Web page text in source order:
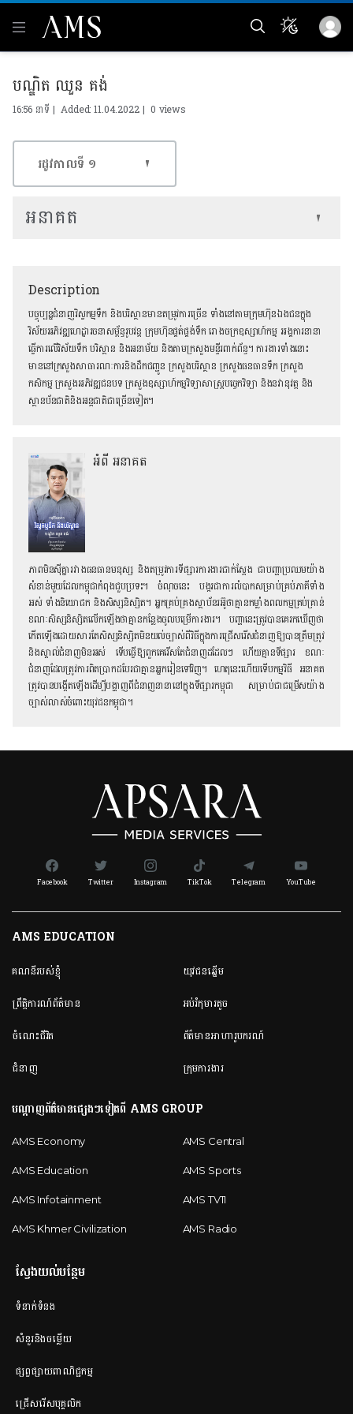
បណ្ឌិត ឈួន គង់
16:56 នាទី | Added: 11.04.2022 |0 views
Description
បច្ចុប្បន្នជំនាញវិស្វកម្មទឹក និងបរិស្ថានមានតម្រូវការច្រើន ទាំងនៅតាមក្រុមហ៊ុនឯងជនក្នុង
វិស័យអភិវឌ្ឍហេដ្ឋារចនាសម្ព័ន្ធរូបវន្ត ក្រុមហ៊ុនផ្គត់ផ្គង់ទឹក រោងចក្រឧស្សាហ៍កម្ម អង្គការនានា
ធ្វើការលើវិស័យទឹក បរិស្ថាន និងអនាម័យ និងតាមក្រសួងមន្ទីរពាក់ព័ន្ធ។ ការងារទាំងនោះ
មាននៅ​ក្រសួងសាធារណៈការនិងដឹកជញ្ជូន ក្រសួងបរិស្ថាន ក្រសួងធនធានទឹក ក្រសួង
កសិកម្ម ក្រសួងអភិវឌ្ឍជនបទ ក្រសួងឧស្សាហ៍កម្មវិទ្យាសាស្រ្តបច្ចេកវិទ្យា និងនវានុវត្ត និង
ស្ថានប័នជាតិនិងអន្តជាតិជាច្រើនទៀត។
អំពី អនាគត
ភាពមិនស៊ីគ្នារវាងធនធានមនុស្ស និងតម្រូវការទីផ្សារការងារជាក់ស្តែង ជាបញ្ហាប្រឈមយ៉ាង
សំខាន់មួយដែលកម្ពុជាកំពុងជួបប្រទះ។ ចំណុចនេះ បង្ករជាការលំបាកសម្រាប់គ្រប់ភាគីទាំង
អស់ ទាំងនិយោជក និង​សិស្សនិស្សិត។ អ្នកគ្រប់គ្រងស្ថាប័ន​រអ៊ូថាគ្មាន​កម្លាំងពលកម្មគ្រប់គ្រាន់
ខណៈ​សិស្សនិស្សិតលើកឡើងថាគ្មានកន្លែងចូលបម្រើការងារ។ បញ្ហានេះត្រូវបានគេរកឃើញថា
កើតឡើងដោយសារតែ​សិស្សនិស្សិតមិនយល់ច្បាស់ពីវិធីក្នុងការជ្រើសរើសជំនាញឱ្យបានត្រឹមត្រូវ
និងស្គាល់ជំនាញមិនអស់ ទើបធ្វើឱ្យពួកគេរើសតែជំនាញដដែលៗ ហើយគ្មានទីផ្សារ ខណៈ
ជំនាញដែលត្រូវការពិតប្រាកដបែរជាគ្មានអ្នករៀនទៅវិញ។ ហេតុនេះហើយទើប​កម្មវិធី អនាគត
ត្រូវបានបង្កើតឡើងដើម្បីបង្ហាញពីជំនាញ​នានានៅក្នុងទីផ្សារកម្ពុជា សម្រាប់ជាជម្រើសយ៉ាង
ច្បាស់លាស់ចំពោះយុវជនកម្ពុជា។
រដូវកាលទី​ ១
អនាគត
Facebook Twitter Instagram TikTok Telegram YouTube
AMS EDUCATION
គណនី​របស់ខ្ញុំ
ព្រឹត្តិការណ៍ព័ត៌មាន
ចំណេះជីវិត
ជំនាញ
យុវជនឆ្នើម
អប់រំកុមារតូច
ព័ត៌មានអាហារូបករណ៍
ក្រុមការងារ
បណ្តាញព័ត៌មានផ្សេងៗទៀតពី AMS GROUP
AMS Economy
AMS Education
AMS Infotainment
AMS Khmer Civilization
AMS Central
AMS Sports
AMS TV11
AMS Radio
ស្វែងយល់បន្ថែម
ទំនាក់ទំនង
សំនួរនិងចម្លើយ
ផ្សព្វផ្សាយពាណិជ្ជកម្ម
ជ្រើសរើសបុគ្គលិក